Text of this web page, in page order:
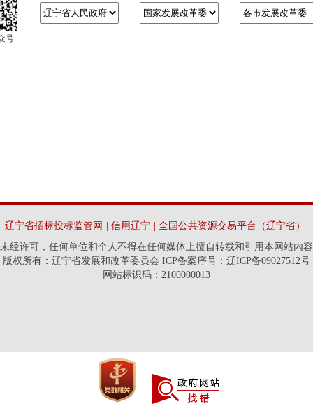
号
辽宁省招标投标监管网 信用辽宁
全国公共资源交易平台（辽宁省）
未经许可，任何单位和个人不得在任何媒体上擅自转载和引用本网站内容
版权所有：辽宁省发展和改革委员会 ICP备案序号：辽ICP备09027512号
网站标识码：2100000013